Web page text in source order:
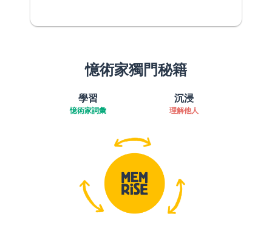
憶術家獨門秘籍
學習
憶術家詞彙
沉浸
理解他人